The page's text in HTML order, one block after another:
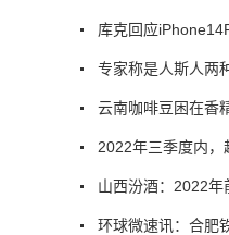
库克回应
专家称是人斯人两
云南咖啡豆困在香
2022年三季度内
山西汾酒：2022
环球微速讯：合肥